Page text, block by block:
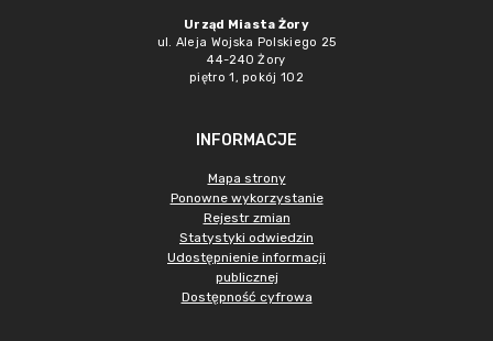
Urząd Miasta Żory
ul. Aleja Wojska Polskiego 25
44-240 Żory
piętro 1, pokój 102
INFORMACJE
Mapa strony
Ponowne wykorzystanie
Rejestr zmian
Statystyki odwiedzin
Udostępnienie informacji
publicznej
Dostępność cyfrowa